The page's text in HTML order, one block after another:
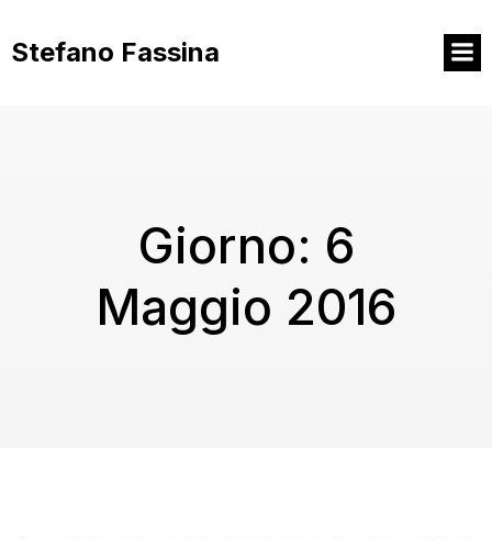
contenuto
Stefano Fassina
Giorno: 6
Maggio 2016